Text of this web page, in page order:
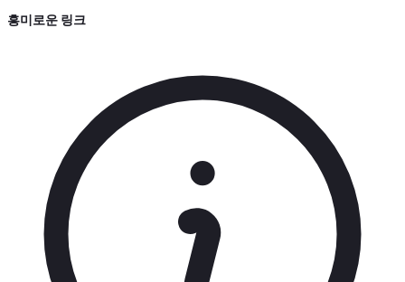
흥미로운 링크